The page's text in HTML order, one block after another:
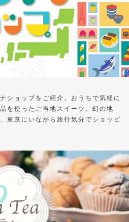
ショップをご紹介。おうちで気軽に
を使ったご当地スイーツ、幻の地
東京にいながら旅行気分でショッピ